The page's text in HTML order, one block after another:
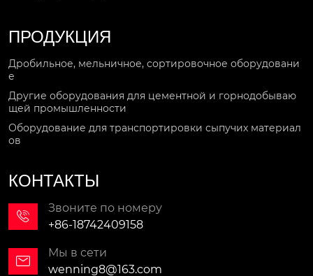
ПРОДУКЦИЯ
Дробильное, мельничное, сортировочное оборудовани
е
Другие оборудования для цементной и горнодобываю
щей промышленности
Оборудование для транспортировки сыпучих материал
ов
КОНТАКТЫ

Звоните по номеру
+86-18742409158

Мы в сети
wenning8@163.com